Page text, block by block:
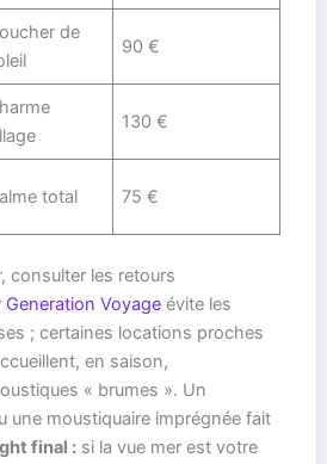
de
90 €
130 €
total 75 €
consulter les retours
Generation Voyageévite les
; certaines locations proches
en saison,
« brumes ». Un
une moustiquaire imprégnée fait
final :si la vue mer est votre